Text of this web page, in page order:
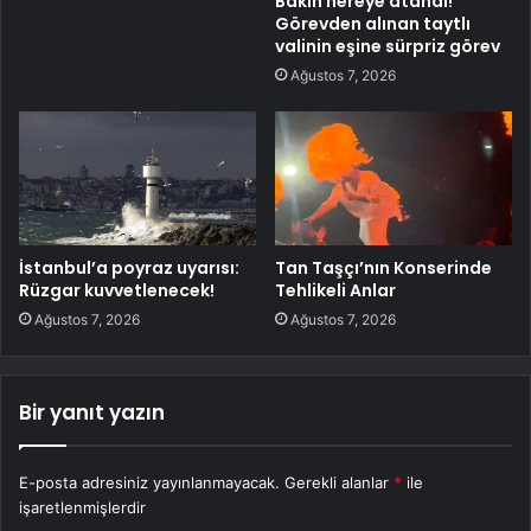
Görevden alınan taytlı
valinin eşine sürpriz görev
Ağustos 7, 2026
İstanbul’a poyraz uyarısı:
Rüzgar kuvvetlenecek!
Ağustos 7, 2026
Tan Taşçı’nın Konserinde
Tehlikeli Anlar
Ağustos 7, 2026
Bir yanıt yazın
E-posta adresiniz yayınlanmayacak. Gerekli alanlar * ile
işaretlenmişlerdir